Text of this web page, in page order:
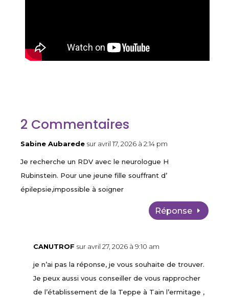
2 Commentaires
Sabine Aubarede sur avril 17, 2026 à 2:14 pm
Je recherche un RDV avec le neurologue H
Rubinstein. Pour une jeune fille souffrant d’
épilepsie,impossible à soigner
Réponse
CANUTROF sur avril 27, 2026 à 9:10 am
je n’ai pas la réponse, je vous souhaite de trouver.
Je peux aussi vous conseiller de vous rapprocher
de l’établissement de la Teppe à Tain l’ermitage ,